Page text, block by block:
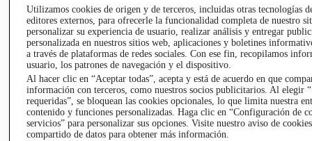
HOMBRE
NIÑOS
HOME
ACERCA DEL
GRUPO H&M
RESPONSABILIDAD
SOCIAL
PRENSA
RELACIÓN CON
INVERSIONISTAS
POLÍTICA
SERVICIO AL
CLIENTE
MI CUENTA
NUESTRAS
- RETIRO EN
TIENDA
Utilizamos cookies de origen y de terceros, incluidas otras tecnologías
editores externos, para ofrecerle la funcionalidad completa de nuestro
personalizar su experiencia de usuario, realizar análisis y entregar
personalizada en nuestros sitios web, aplicaciones y boletines
a través de plataformas de redes sociales. Con ese fin, recopilamos
usuario, los patrones de navegación y el dispositivo.
Al hacer clic en “Aceptar todas”, acepta y está de acuerdo en que
información con terceros, como nuestros socios publicitarios. Al elegir
requeridas”, se bloquean las cookies opcionales, lo que limita nuestra
contenido y funciones personalizadas. Haga clic en “Configuración de
servicios” para personalizar sus opciones. Visite nuestro aviso de
compartido de datos para obtener más información.